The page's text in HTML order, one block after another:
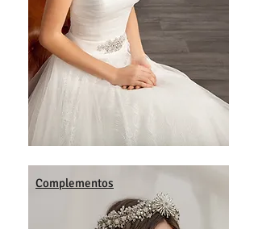
Complementos